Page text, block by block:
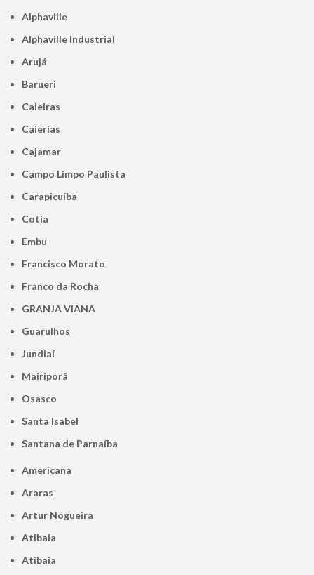
Alphaville
Alphaville Industrial
Arujá
Barueri
Caieiras
Caierias
Cajamar
Campo Limpo Paulista
Carapicuíba
Cotia
Embu
Francisco Morato
Franco da Rocha
GRANJA VIANA
Guarulhos
Jundiaí
Mairiporã
Osasco
Santa Isabel
Santana de Parnaíba
Americana
Araras
Artur Nogueira
Atibaia
Atibaia